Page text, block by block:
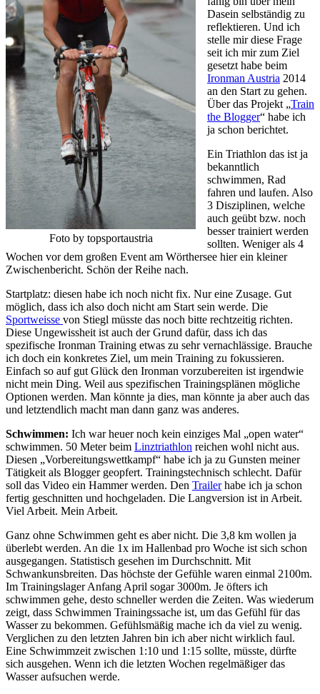
Foto by topsportaustria
Dasein selbständig zu
reflektieren. Und ich
stelle mir diese Frage
seit ich mir zum Ziel
gesetzt habe beim
Ironman Austria 2014
an den Start zu gehen.
Über das Projekt „Train
the Blogger“ habe ich
ja schon berichtet.
Ein Triathlon das ist ja
bekanntlich
schwimmen, Rad
fahren und laufen. Also
3 Disziplinen, welche
auch geübt bzw. noch
besser trainiert werden
sollten. Weniger als 4
Wochen vor dem großen Event am Wörthersee hier ein kleiner
Zwischenbericht. Schön der Reihe nach.
Startplatz: diesen habe ich noch nicht fix. Nur eine Zusage. Gut
möglich, dass ich also doch nicht am Start sein werde. Die
Sportweisse von Stiegl müsste das noch bitte rechtzeitig richten.
Diese Ungewissheit ist auch der Grund dafür, dass ich das
spezifische Ironman Training etwas zu sehr vernachlässige. Brauche
ich doch ein konkretes Ziel, um mein Training zu fokussieren.
Einfach so auf gut Glück den Ironman vorzubereiten ist irgendwie
nicht mein Ding. Weil aus spezifischen Trainingsplänen mögliche
Optionen werden. Man könnte ja dies, man könnte ja aber auch das
und letztendlich macht man dann ganz was anderes.
Schwimmen: Ich war heuer noch kein einziges Mal „open water“
schwimmen. 50 Meter beim Linztriathlon reichen wohl nicht aus.
Diesen „Vorbereitungswettkampf“ habe ich ja zu Gunsten meiner
Tätigkeit als Blogger geopfert. Trainingstechnisch schlecht. Dafür
soll das Video ein Hammer werden. Den Trailerhabe ich ja schon
fertig geschnitten und hochgeladen. Die Langversion ist in Arbeit.
Viel Arbeit. Mein Arbeit.
Ganz ohne Schwimmen geht es aber nicht. Die 3,8 km wollen ja
überlebt werden. An die 1x im Hallenbad pro Woche ist sich schon
ausgegangen. Statistisch gesehen im Durchschnitt. Mit
Schwankunsbreiten. Das höchste der Gefühle waren einmal 2100m.
Im Trainingslager Anfang April sogar 3000m. Je öfters ich
schwimmen gehe, desto schneller werden die Zeiten. Was wiederum
zeigt, dass Schwimmen Trainingssache ist, um das Gefühl für das
Wasser zu bekommen. Gefühlsmäßig mache ich da viel zu wenig.
Verglichen zu den letzten Jahren bin ich aber nicht wirklich faul.
Eine Schwimmzeit zwischen 1:10 und 1:15 sollte, müsste, dürfte
sich ausgehen. Wenn ich die letzten Wochen regelmäßiger das
Wasser aufsuchen werde.